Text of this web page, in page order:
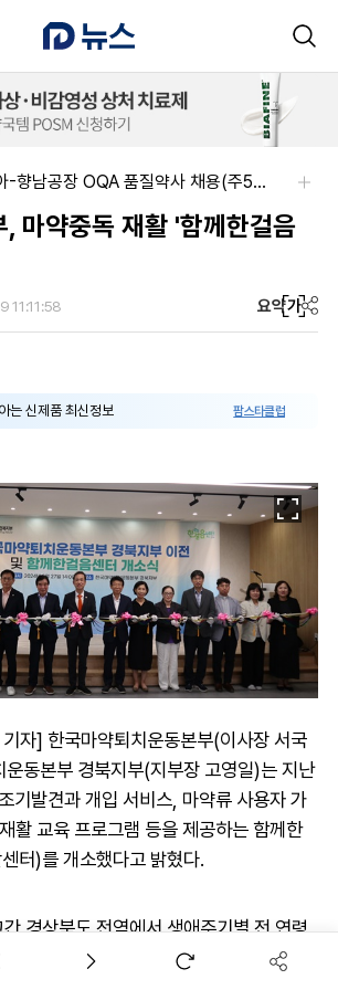
알보젠코리아-향남공장 OQA 품질약사 채용(주5일/파트타임 가능)
, 마약중독 재활 '함께한걸음
요약가
는 신제품 최신정보 팜스타클럽
자] 한국마약퇴치운동본부(이사장 서국
동본부 경북지부(지부장 고영일)는 지난
기발견과 개입 서비스, 마약류 사용자 가
활 교육 프로그램 등을 제공하는 함께한
터)를 개소했다고 밝혔다.
경상북도 전역에서 생애주기별 전 연령
문 강사를 통해 수준 높은 마약류 및 약물